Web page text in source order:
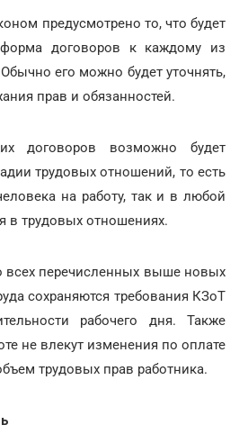
предусмотрено то, что будет
форма договоров к каждому из
его можно будет уточнять,
прав и обязанностей.
договоров возможно будет
трудовых отношений, то есть
на работу, так и в любой
в трудовых отношениях.
всех перечисленных выше новых
сохраняются требования КЗоТ
рабочего дня. Также
не влекут изменения по оплате
трудовых прав работника.